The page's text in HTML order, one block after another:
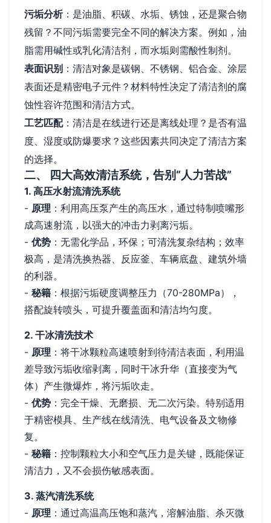
污垢分析：是油脂、积碳、水垢、锈蚀，还是聚合物
残留？不同污垢需要完全不同的解决方案。例如，油
脂需用碱性或乳化清洁剂，而水垢则需酸性制剂。
表面识别 ：清洁对象是碳钢、不锈钢、铝合金、涂层
表面还是精密电子元件？材料特性决定了清洁剂的腐
蚀性容许范围和清洁方式。
工艺匹配：清洁是在线进行还是离线处理？是否有温
度、湿度或防爆要求？这些因素共同决定了清洁方案
的选择。
二、 四大高效清洁系统，告别“人力苦战”
1. 高压水射流清洗系统
- 原理 ：利用高压泵产生的高压水，通过特制喷嘴形
成高速射流，以强大的冲击力剥离污垢。
- 优势 ：无需化学品，环保；可清洗复杂结构；效率
极高，是清洗换热器、反应釜、车辆底盘、建筑外墙
的利器。
- 秘籍 ：根据污垢硬度调整压力（70-280MPa），
搭配旋转喷头，可提升覆盖面和清洁均匀度。
2. 干冰清洗技术
- 原理 ：将干冰颗粒高速喷射到待清洁表面，利用温
差导致污垢收缩剥离，同时干冰升华（直接变为气
体）产生微爆炸，将污垢吹走。
- 优势 ：完全干燥、无磨损、无二次污染。特别适用
于精密模具、生产线在线清洗、电气设备及文物修
复。
- 秘籍 ：控制颗粒大小和空气压力是关键，既能保证
清洁力，又不会损伤敏感表面。
3. 蒸汽清洗系统
- 原理 ：通过高温高压饱和蒸汽，溶解油脂、杀灭微